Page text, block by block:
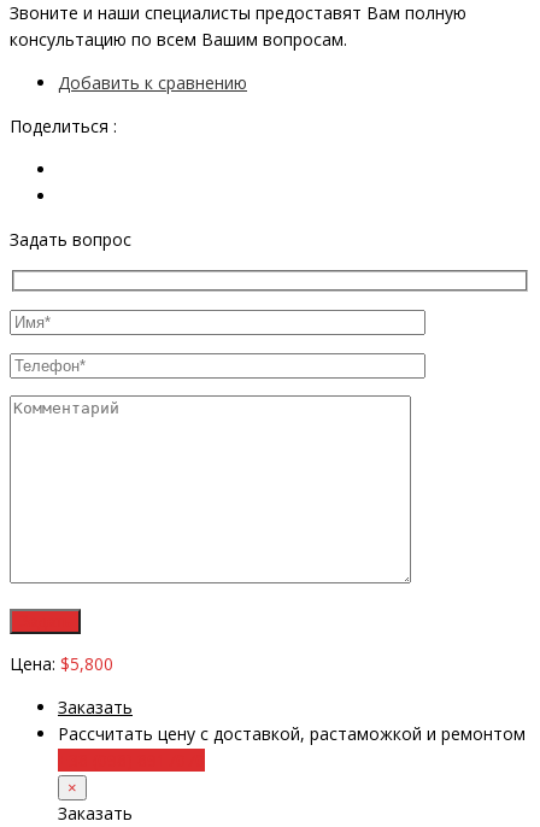
Звоните и наши специалисты предоставят Вам полную
консультацию по всем Вашим вопросам.
Добавить к сравнению
Поделиться :
Задать вопрос
Цена: $5,800
Заказать
Рассчитать цену с доставкой, растаможкой и ремонтом
×
Заказать